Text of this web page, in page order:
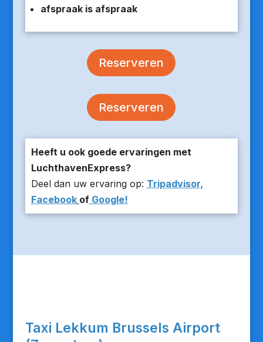
afspraak is afspraak
Reserveren
Reserveren
Heeft u ook goede ervaringen met
LuchthavenExpress?
Deel dan uw ervaring op: Tripadvisor,
Facebook ofGoogle!
Taxi Lekkum Brussels Airport